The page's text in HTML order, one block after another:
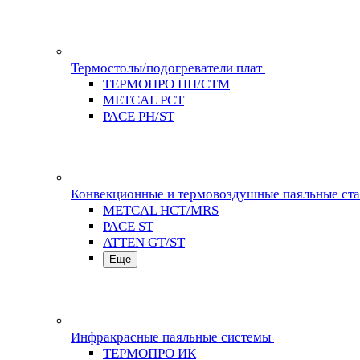
Термостолы/подогреватели плат
ТЕРМОПРО НП/СТМ
METCAL PCT
PACE PH/ST
Конвекционные и термовоздушные паяльные
METCAL HCT/MRS
PACE ST
ATTEN GT/ST
Еще
Инфракрасные паяльные системы
ТЕРМОПРО ИК